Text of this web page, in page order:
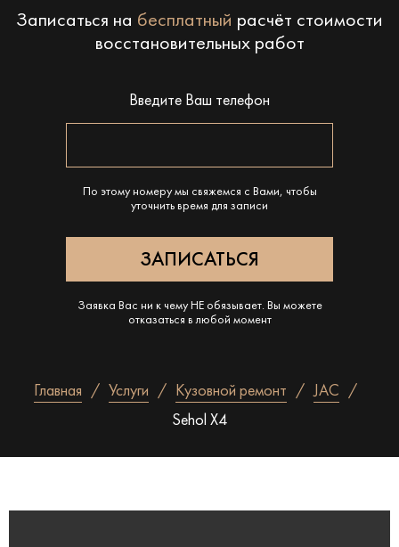
Записаться на бесплатный расчёт стоимости
восстановительных работ
Введите Ваш телефон
По этому номеру мы свяжемся с Вами, чтобы
уточнить время для записи
Заявка Вас ни к чему НЕ обязывает. Вы можете
отказаться в любой момент
Главная Услуги Кузовной ремонт
JAC
Sehol X4